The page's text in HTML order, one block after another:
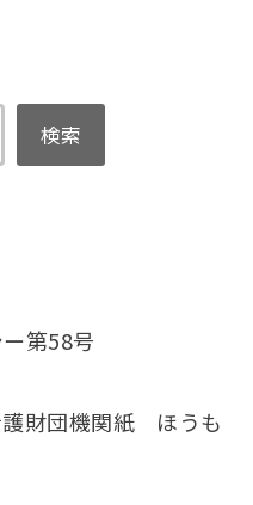
検索
第58号
財団機関紙 ほうも